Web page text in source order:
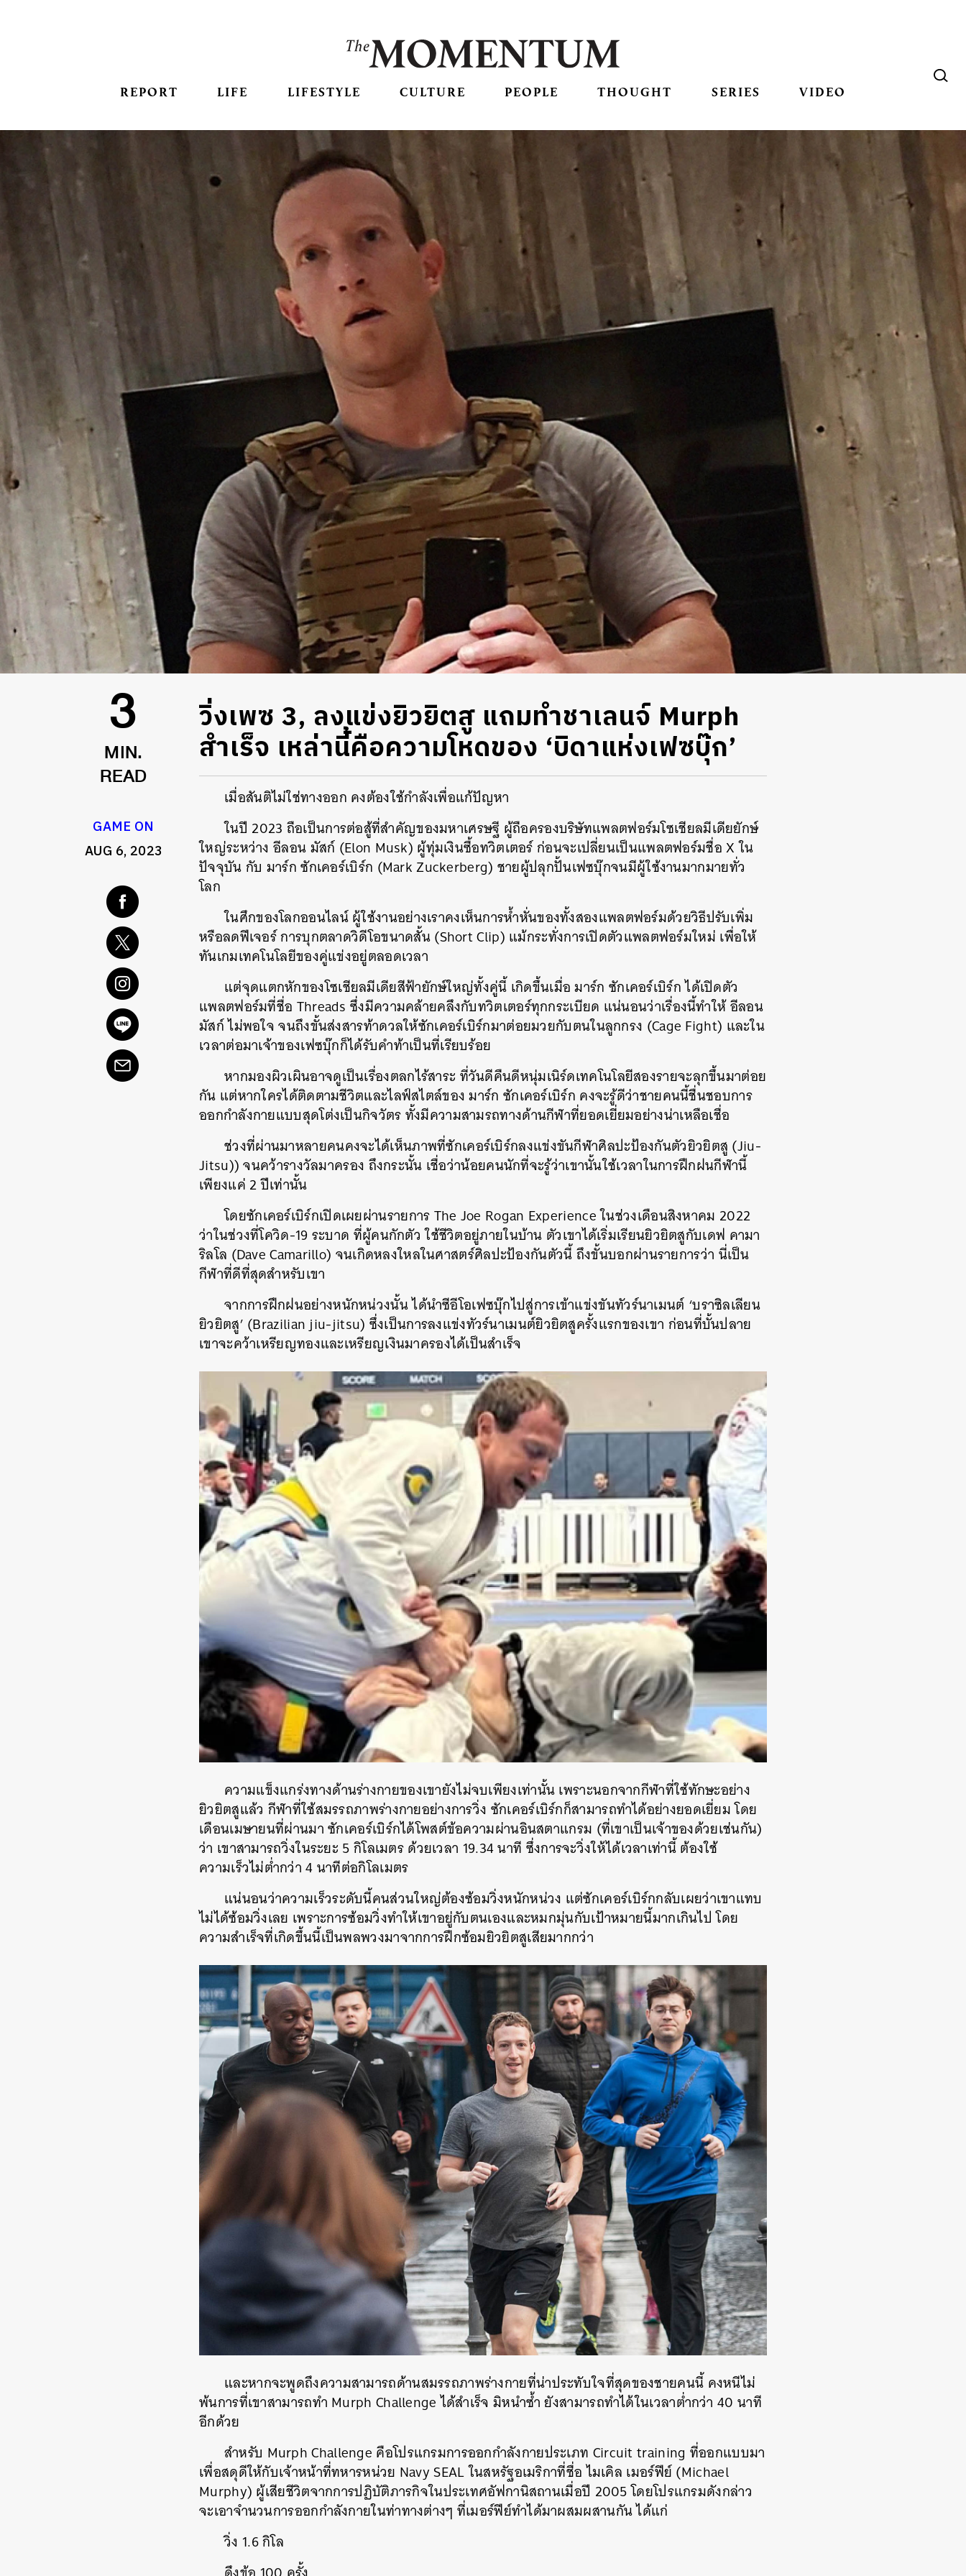
REPORT LIFE LIFESTYLE CULTURE PEOPLE THOUGHT SERIES VIDEO
3
MIN.
READ
GAME ON
AUG 6, 2023
วิ่งเพซ 3, ลงแข่งยิวยิตสู แถมทำชาเลนจ์ Murph
สำเร็จ เหล่านี้คือความโหดของ ‘บิดาแห่งเฟซบุ๊ก’
เมื่อสันติไม่ใช่ทางออก คงต้องใช้กำลังเพื่อแก้ปัญหา
ในปี 2023 ถือเป็นการต่อสู้ที่สำคัญของมหาเศรษฐี ผู้ถือครองบริษัทแพลตฟอร์มโซเชียลมีเดียยักษ์
ใหญ่ระหว่าง อีลอน มัสก์ (Elon Musk) ผู้ทุ่มเงินซื้อทวิตเตอร์ ก่อนจะเปลี่ยนเป็นแพลตฟอร์มชื่อ X ใน
ปัจจุบัน กับ มาร์ก ซักเคอร์เบิร์ก (Mark Zuckerberg) ชายผู้ปลุกปั้นเฟซบุ๊กจนมีผู้ใช้งานมากมายทั่ว
โลก
ในศึกของโลกออนไลน์ ผู้ใช้งานอย่างเราคงเห็นการห้ำหั่นของทั้งสองแพลตฟอร์มด้วยวิธีปรับเพิ่ม
หรือลดฟีเจอร์ การบุกตลาดวิดีโอขนาดสั้น (Short Clip) แม้กระทั่งการเปิดตัวแพลตฟอร์มใหม่ เพื่อให้
ทันเกมเทคโนโลยีของคู่แข่งอยู่ตลอดเวลา
แต่จุดแตกหักของโซเชียลมีเดียสีฟ้ายักษ์ใหญ่ทั้งคู่นี้ เกิดขึ้นเมื่อ มาร์ก ซักเคอร์เบิร์ก ได้เปิดตัว
แพลตฟอร์มที่ชื่อ Threads ซึ่งมีความคล้ายคลึงกับทวิตเตอร์ทุกกระเบียด แน่นอนว่าเรื่องนี้ทำให้ อีลอน
มัสก์ ไม่พอใจ จนถึงขั้นส่งสารท้าดวลให้ซักเคอร์เบิร์กมาต่อยมวยกับตนในลูกกรง (Cage Fight) และใน
เวลาต่อมาเจ้าของเฟซบุ๊กก็ได้รับคำท้าเป็นที่เรียบร้อย
หากมองผิวเผินอาจดูเป็นเรื่องตลกไร้สาระ ที่วันดีคืนดีหนุ่มเนิร์ดเทคโนโลยีสองรายจะลุกขึ้นมาต่อย
กัน แต่หากใครได้ติดตามชีวิตและไลฟ์สไตล์ของ มาร์ก ซักเคอร์เบิร์ก คงจะรู้ดีว่าชายคนนี้ชื่นชอบการ
ออกกำลังกายแบบสุดโต่งเป็นกิจวัตร ทั้งมีความสามรถทางด้านกีฬาที่ยอดเยี่ยมอย่างน่าเหลือเชื่อ
ช่วงที่ผ่านมาหลายคนคงจะได้เห็นภาพที่ซักเคอร์เบิร์กลงแข่งขันกีฬาศิลปะป้องกันตัวยิวยิตสู (Jiu-
Jitsu)) จนคว้ารางวัลมาครอง ถึงกระนั้น เชื่อว่าน้อยคนนักที่จะรู้ว่าเขานั้นใช้เวลาในการฝึกฝนกีฬานี้
เพียงแค่ 2 ปีเท่านั้น
โดยซักเคอร์เบิร์กเปิดเผยผ่านรายการ The Joe Rogan Experience ในช่วงเดือนสิงหาคม 2022
ว่าในช่วงที่โควิด-19 ระบาด ที่ผู้คนกักตัว ใช้ชีวิตอยู่ภายในบ้าน ตัวเขาได้เริ่มเรียนยิวยิตสูกับเดฟ คามา
ริลโล (Dave Camarillo) จนเกิดหลงใหลในศาสตร์ศิลปะป้องกันตัวนี้ ถึงขั้นบอกผ่านรายการว่า นี่เป็น
กีฬาที่ดีที่สุดสำหรับเขา
จากการฝึกฝนอย่างหนักหน่วงนั้น ได้นำซีอีโอเฟซบุ๊กไปสู่การเข้าแข่งขันทัวร์นาเมนต์ ‘บราซิลเลียน
ยิวยิตสู’ (Brazilian jiu-jitsu) ซึ่งเป็นการลงแข่งทัวร์นาเมนต์ยิวยิตสูครั้งแรกของเขา ก่อนที่บั้นปลาย
เขาจะคว้าเหรียญทองและเหรียญเงินมาครองได้เป็นสำเร็จ
ความแข็งแกร่งทางด้านร่างกายของเขายังไม่จบเพียงเท่านั้น เพราะนอกจากกีฬาที่ใช้ทักษะอย่าง
ยิวยิตสูแล้ว กีฬาที่ใช้สมรรถภาพร่างกายอย่างการวิ่ง ซักเคอร์เบิร์กก็สามารถทำได้อย่างยอดเยี่ยม โดย
เดือนเมษายนที่ผ่านมา ซักเคอร์เบิร์กได้โพสต์ข้อความผ่านอินสตาแกรม (ที่เขาเป็นเจ้าของด้วยเช่นกัน)
ว่า เขาสามารถวิ่งในระยะ 5 กิโลเมตร ด้วยเวลา 19.34 นาที ซึ่งการจะวิ่งให้ได้เวลาเท่านี้ ต้องใช้
ความเร็วไม่ต่ำกว่า 4 นาทีต่อกิโลเมตร
แน่นอนว่าความเร็วระดับนี้คนส่วนใหญ่ต้องซ้อมวิ่งหนักหน่วง แต่ซักเคอร์เบิร์กกลับเผยว่าเขาแทบ
ไม่ได้ซ้อมวิ่งเลย เพราะการซ้อมวิ่งทำให้เขาอยู่กับตนเองและหมกมุ่นกับเป้าหมายนี้มากเกินไป โดย
ความสำเร็จที่เกิดขึ้นนี้เป็นพลพวงมาจากการฝึกซ้อมยิวยิตสูเสียมากกว่า
และหากจะพูดถึงความสามารถด้านสมรรถภาพร่างกายที่น่าประทับใจที่สุดของชายคนนี้ คงหนีไม่
พ้นการที่เขาสามารถทำ Murph Challenge ได้สำเร็จ มิหนำซ้ำ ยังสามารถทำได้ในเวลาต่ำกว่า 40 นาที
อีกด้วย
สำหรับ Murph Challenge คือโปรแกรมการออกกำลังกายประเภท Circuit training ที่ออกแบบมา
เพื่อสดุดีให้กับเจ้าหน้าที่ทหารหน่วย Navy SEAL ในสหรัฐอเมริกาที่ชื่อ ไมเคิล เมอร์ฟีย์ (Michael
Murphy) ผู้เสียชีวิตจากการปฏิบัติภารกิจในประเทศอัฟกานิสถานเมื่อปี 2005 โดยโปรแกรมดังกล่าว
จะเอาจำนวนการออกกำลังกายในท่าทางต่างๆ ที่เมอร์ฟีย์ทำได้มาผสมผสานกัน ได้แก่
วิ่ง 1.6 กิโล
ค้นหา
SHARE TWEET LINE EMAIL